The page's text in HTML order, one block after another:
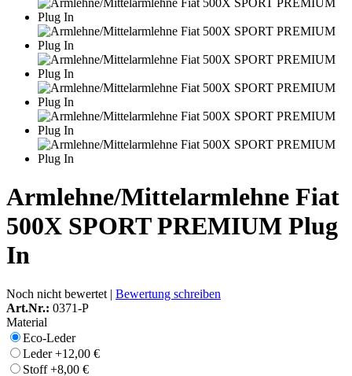
Armlehne/Mittelarmlehne Fiat
500X SPORT PREMIUM Plug
In
Noch nicht bewertet | Bewertung schreiben
Art.Nr.: 0371-P
Material
Eco-Leder
Leder+12,00 €
Stoff+8,00 €